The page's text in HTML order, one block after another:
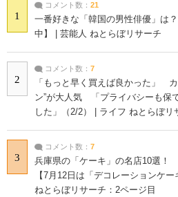
1
コメント数： 21
一番好きな「韓国の男性俳優」は
中】 | 芸能人 ねとらぼリサーチ
2
コメント数： 7
「もっと早く買えば良かった」
ン”が大人気 「プライバシーも保
した」（2/2） | ライフ ねとらぼリ
3
コメント数： 7
兵庫県の「ケーキ」の名店10選！
【7月12日は「デコレーションケ
ねとらぼリサーチ：2ページ目